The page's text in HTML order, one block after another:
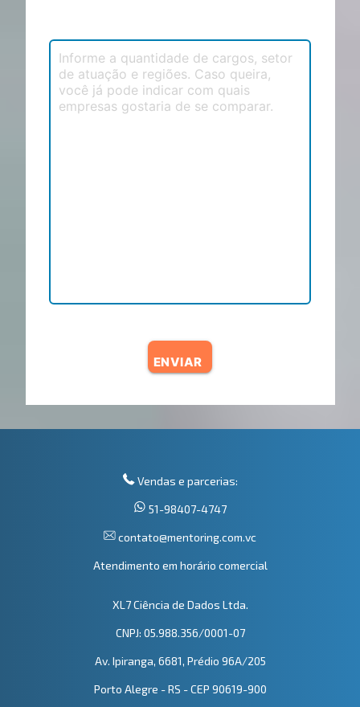
ENVIAR
Vendas e parcerias:
51-98407-4747
contato@mentoring.com.vc
Atendimento em horário comercial
XL7 Ciência de Dados Ltda.
CNPJ: 05.988.356/0001-07
Av. Ipiranga, 6681, Prédio 96A/205
Porto Alegre - RS - CEP 90619-900